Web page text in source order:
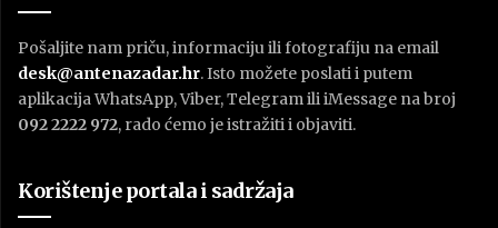
Pošaljite nam priču, informaciju ili fotografiju na email
desk@antenazadar.hr. Isto možete poslati i putem
aplikacija WhatsApp, Viber, Telegram ili iMessage na broj
092 2222 972, rado ćemo je istražiti i objaviti.
Korištenje portala i sadržaja